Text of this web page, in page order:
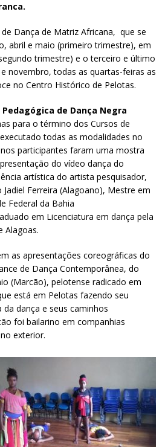
Dança de Matriz Africana, que se
abril e maio (primeiro trimestre), em
trimestre) e o terceiro e último
novembro, todas as quartas-feiras as
no Centro Histórico de Pelotas.
de Dança Negra
para o término dos Cursos de
todas as modalidades no
participantes faram uma mostra
do vídeo dança do
artística do artista pesquisador,
Ferreira (Alagoano), Mestre em
Federal da Bahia
em Licenciatura em dança pela
Alagoas.
as apresentações coreográficas do
de Dança Contemporânea, do
(Marcão), pelotense radicado em
está em Pelotas fazendo seu
dança e seus caminhos
foi bailarino em companhias
exterior.